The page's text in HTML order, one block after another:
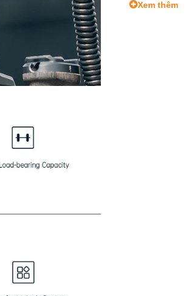
Xem thêm